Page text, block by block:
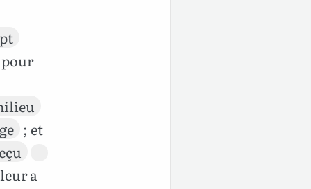
pour
; et
a